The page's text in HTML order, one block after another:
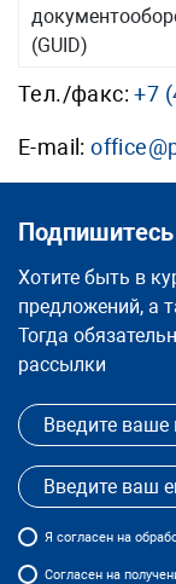
(GUID)
Тел./факс:+7
E-mail:
Хотите быть в
предложений, а
Тогда
рассылки
Я согласен на
Согласен на